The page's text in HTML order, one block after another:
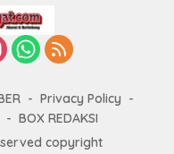
Privacy Policy
BOX REDAKSI
copyright